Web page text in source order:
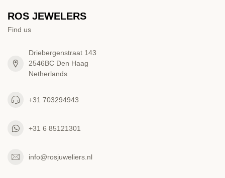
ROS JEWELERS
Find us
Driebergenstraat 143
2546BC Den Haag
Netherlands
+31 703294943
+31 6 85121301
info@rosjuweliers.nl